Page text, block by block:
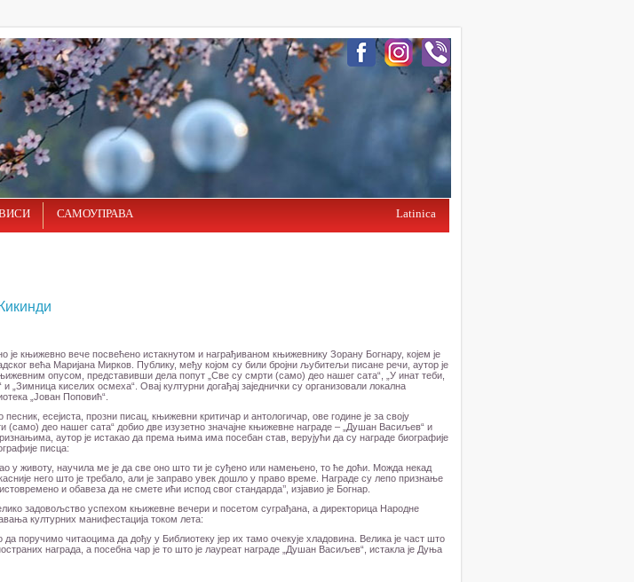
САМОУПРАВА Latinica
je књижевно вече посвећено истакнутом и награђиваном књижевнику Зорану Богнару, којем је
већа Маријана Мирков. Публику, међу којом су били бројни љубитељи писане речи, аутор је
опусом, представивши дела попут „Све су смрти (само) део нашег сата“, „У инат теби,
и „Зимница киселих осмеха“. Овај културни догађај заједнички су организовали локална
„Јован Поповић“.
песник, есејиста, прозни писац, књижевни критичар и антологичар, ове године је за своју
(само) део нашег сата“ добио две изузетно значајне књижевне награде – „Душан Васиљев“ и
аутор је истакао да према њима има посебан став, верујући да су награде биографије
писца:
у животу, научила ме је да све оно што ти је суђено или намењено, то ће доћи. Можда некад
него што је требало, али је заправо увек дошло у право време. Награде су лепо признање
и обавеза да не смете ићи испод свог стандарда’’, изјавио је Богнар.
задовољство успехом књижевне вечери и посетом суграђана, а директорица Народне
културних манифестација током лета:
поручимо читаоцима да дођу у Библиотеку јер их тамо очекује хладовина. Велика је част што
награда, а посебна чар је то што је лауреат награде „Душан Васиљев“, истакла је Дуња